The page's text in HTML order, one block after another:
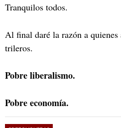
Tranquilos todos.
Al final daré la razón a
trileros.
Pobre liberalismo.
Pobre economía.